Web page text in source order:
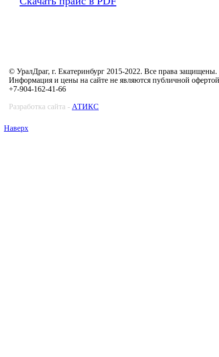
© УралДраг, г. Екатеринбург 2015-2022. Все права защищены.
Информация и цены на сайте не являются публичной офертой
+7-904-162-41-66
Разработка сайта - АТИКС
Наверх